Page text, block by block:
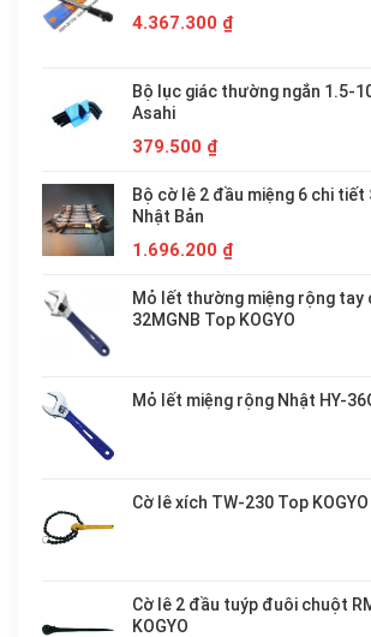
4.367.300 ₫
Bộ lục giác thường ngắn 1.5-
Asahi
379.500 ₫
Bộ cờ lê 2 đầu miệng 6 chi tiết
Nhật Bản
1.696.200 ₫
Mỏ lết thường miệng rộng tay
32MGNB Top KOGYO
Mỏ lết miệng rộng Nhật HY-
Cờ lê xích TW-230 Top KOGYO
Cờ lê 2 đầu tuýp đuôi chuột
KOGYO